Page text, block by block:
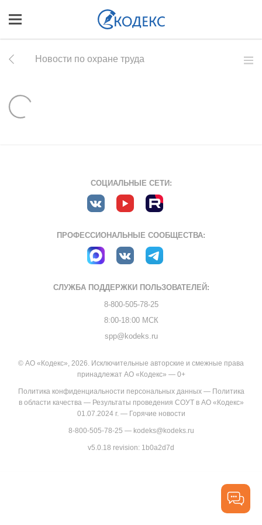
Новости по охране труда
СОЦИАЛЬНЫЕ СЕТИ:
ПРОФЕССИОНАЛЬНЫЕ СООБЩЕСТВА:
СЛУЖБА ПОДДЕРЖКИ ПОЛЬЗОВАТЕЛЕЙ:
8-800-505-78-25
8:00-18:00 МСК
spp@kodeks.ru
© АО «Кодекс», 2026. Исключительные авторские и смежные права
принадлежат АО «Кодекс» — 0+
Политика конфиденциальности персональных данных— Политика
в области качества— Результаты проведения СОУТ в АО «Кодекс»
01.07.2024 г.— Горячие новости
8-800-505-78-25 — kodeks@kodeks.ru
v5.0.18 revision: 1b0a2d7d